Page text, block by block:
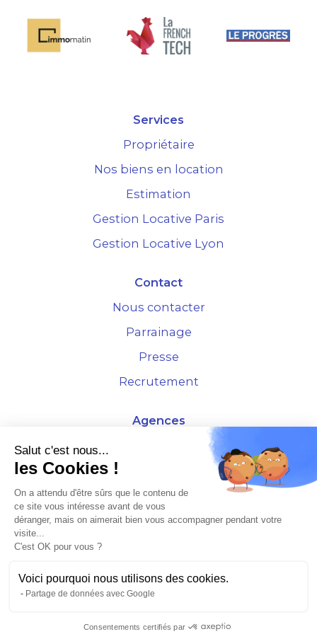
Services
Propriétaire
Nos biens en location
Estimation
Gestion Locative Paris
Gestion Locative Lyon
Contact
Nous contacter
Parrainage
Presse
Recrutement
Agences
4 Rue de la Bourse - 69001 Lyon
10 rue d'Austerlitz - 75012 Paris
À L'HORIZON 2025
©2026 Plusse. Tous droits réservés.
Salut c'est nous...
les Cookies !
On a attendu d'être sûrs que le contenu de
ce site vous intéresse avant de vous
déranger, mais on aimerait bien vous accompagner pendant votre
visite...
C'est OK pour vous ?
Voici pourquoi nous utilisons des cookies.
Partage de données avec Google
Consentements certifiés par